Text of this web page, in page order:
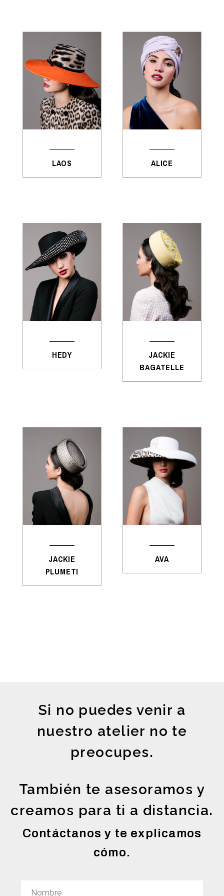
LAOS ALICE
HEDY
JACKIE
BAGATELLE
JACKIE
PLUMETI
AVA
Si no puedes venir a
nuestro atelier no te
preocupes.
También te asesoramos y
creamos para ti a distancia.
Contáctanos y te explicamos
cómo.